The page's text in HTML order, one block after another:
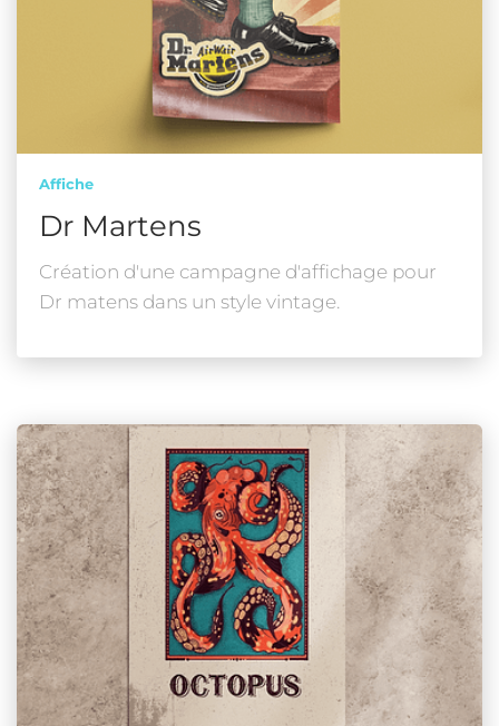
Affiche
Dr Martens
Création d'une campagne d'affichage pour
Dr matens dans un style vintage.